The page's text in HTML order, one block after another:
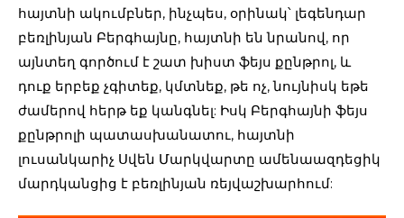
հայտնի ակումբներ, ինչպես, օրինակ՝ լեգենդար
բեռլինյան Բերգհայնը, հայտնի են նրանով, որ
այնտեղ գործում է շատ խիստ ֆեյս քընթրոլ, և
դուք երբեք չգիտեք, կմտնեք, թե ոչ, նույնիսկ եթե
ժամերով հերթ եք կանգնել: Իսկ Բերգհայնի ֆեյս
քընթրոլի պատասխանատու, հայտնի
լուսանկարիչ Սվեն Մարկվարտը ամենաազդեցիկ
մարդկանցից է բեռլինյան ռեյվաշխարհում: